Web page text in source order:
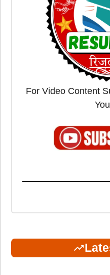
For Video Content